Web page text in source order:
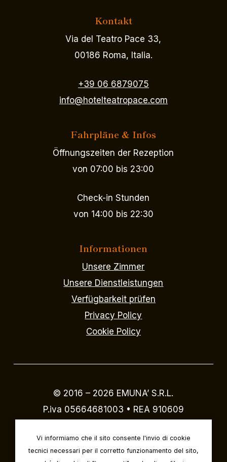
Kontakt
Via del Teatro Pace 33,
00186 Roma, Italia.
+39 06 6879075
info@hotelteatropace.com
Fahrpläne & Infos
Öffnungszeiten der Rezeption
von 07:00 bis 23:00
Check-in Stunden
von 14:00 bis 22:30
Informationen
Unsere Zimmer
Unsere Dienstleistungen
Verfügbarkeit prüfen
Privacy Policy
Cookie Policy
© 2016 – 2026 EMUNA’ S.R.L.
P.iva 05664681003 • REA 910609
Vi informiamo che il sito consente l'invio di cookie
tecnici necessari per il corretto funzionamento del sito,